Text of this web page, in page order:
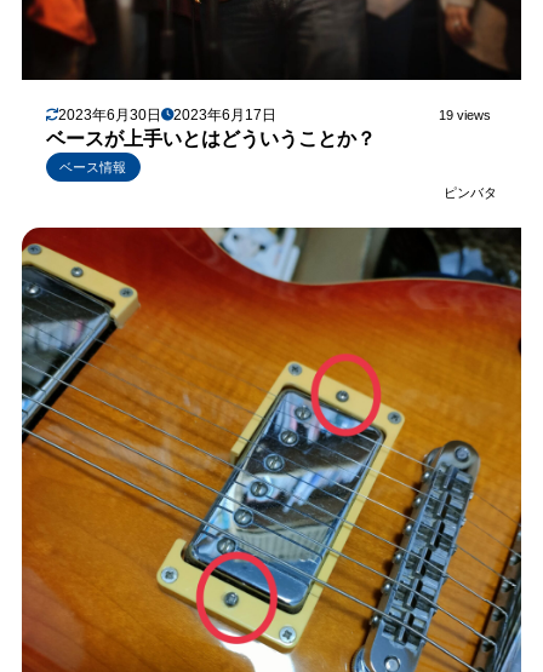
2023年6月30日 2023年6月17日 19 views
ベースが上手いとはどういうことか？
ベース情報
ピンバタ